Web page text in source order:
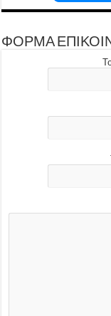
ΦΟΡΜΑ